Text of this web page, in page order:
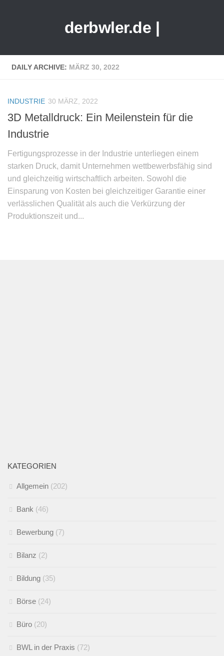
derbwler.de |
DAILY ARCHIVE: MÄRZ 30, 2022
INDUSTRIE 30 MÄRZ, 2022
3D Metalldruck: Ein Meilenstein für die
Industrie
Fertigungsprozesse in der Industrie unterliegen einem
starken Druck, damit Unternehmen wettbewerbsfähig sind
und gleichzeitig wirtschaftlich arbeiten. Sowohl die
Einsparung von Kosten bei gleichzeitiger Garantie einer
verlässlichen Qualität als auch die Verkürzung der
Produktionszeit und...
KATEGORIEN
Allgemein (202)
Bank (46)
Bewerbung (7)
Bilanz (2)
Bildung (35)
Börse (24)
Büro (20)
BWL in der Praxis (72)